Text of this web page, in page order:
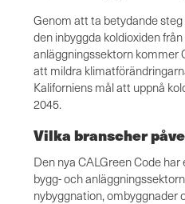
Genom att ta betydande
den inbyggda koldioxiden
anläggningssektorn kommer
att mildra
Kaliforniens mål att uppnå
2045.
Vilka branscher
Den nya CALGreen Code
bygg- och
nybyggnation, ombyggnader